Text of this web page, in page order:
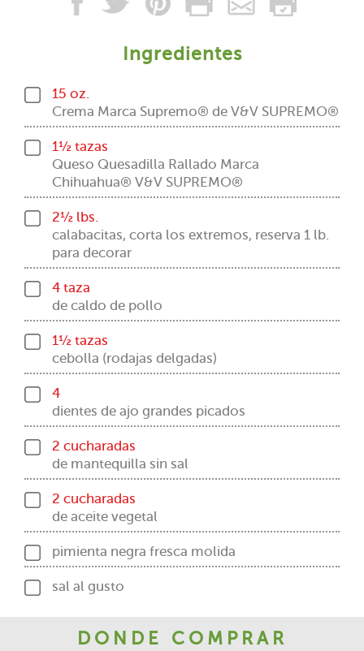
Ingredientes
15 oz.
Crema Marca Supremo® de V&V SUPREMO®
1½ tazas
Queso Quesadilla Rallado Marca
Chihuahua® V&V SUPREMO®
2½ lbs.
calabacitas, corta los extremos, reserva 1 lb.
para decorar
4 taza
de caldo de pollo
1½ tazas
cebolla (rodajas delgadas)
4
dientes de ajo grandes picados
2 cucharadas
de mantequilla sin sal
2 cucharadas
de aceite vegetal
pimienta negra fresca molida
sal al gusto
DONDE COMPRAR